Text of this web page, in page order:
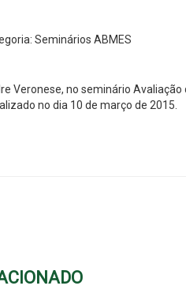
Seminários ABMES
Veronese, no seminário
no dia 10 de março de 2015.